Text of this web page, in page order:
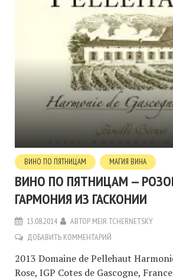
ВИНО ПО ПЯТНИЦАМ МАГИЯ ВИНА
ВИНО ПО ПЯТНИЦАМ —
ГАРМОНИЯ ИЗ ГАСКОНИИ
13.08.2014 АВТОР MEIR TCHERNETSKY
ДОБАВИТЬ КОММЕНТАРИЙ
2013 Domaine de Pellehaut
Rose, IGP Cotes de Gascogne,